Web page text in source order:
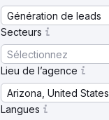
Génération de leads
Secteurs
Sélectionnez
Lieu de l’agence
Arizona, United States
Langues